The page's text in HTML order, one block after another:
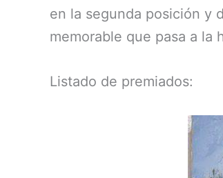
en la segunda posición y
memorable que pasa a la
Listado de premiados: